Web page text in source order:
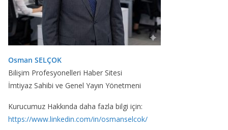
Osman SELÇOK
Bilişim Profesyonelleri Haber Sitesi
İmtiyaz Sahibi ve Genel Yayın Yönetmeni
Kurucumuz Hakkında daha fazla bilgi için:
https://www.linkedin.com/in/osmanselcok/